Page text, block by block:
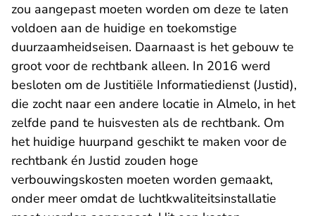
zou aangepast moeten worden om deze te laten
voldoen aan de huidige en toekomstige
duurzaamheidseisen. Daarnaast is het gebouw te
groot voor de rechtbank alleen. In 2016 werd
besloten om de Justitiële Informatiedienst (Justid),
die zocht naar een andere locatie in Almelo, in het
zelfde pand te huisvesten als de rechtbank. Om
het huidige huurpand geschikt te maken voor de
rechtbank én Justid zouden hoge
verbouwingskosten moeten worden gemaakt,
onder meer omdat de luchtkwaliteitsinstallatie